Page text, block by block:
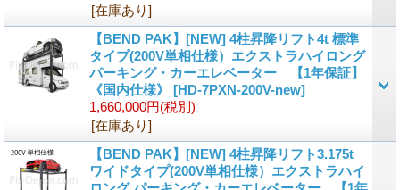
[在庫あり]
【BEND PAK】[NEW] 4柱昇降リフト4t 標準
タイプ(200V単相仕様）エクストラハイロング
パーキング・カーエレベーター 【1年保証】
《国内仕様》 [HD-7PXN-200V-new]
1,660,000円(税別)
[在庫あり]
【BEND PAK】[NEW] 4柱昇降リフト3.175t
ワイドタイプ(200V単相仕様）エクストラハイ